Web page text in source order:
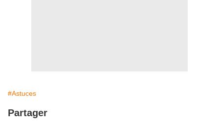
#Astuces
Partager